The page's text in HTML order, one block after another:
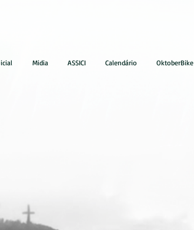
Midia ASSICI Calendário OktoberBike